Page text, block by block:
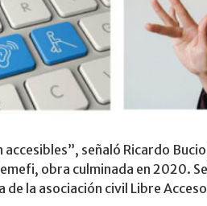
señaló Ricardo
obra culminada en 2020.
la asociación civil Libre